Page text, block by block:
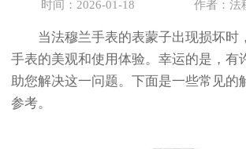
时间：2026-01-18 作者：法
当法穆兰手表的表蒙子出现损坏时
手表的美观和使用体验。幸运的是，有
助您解决这一问题。下面是一些常见的
参考。